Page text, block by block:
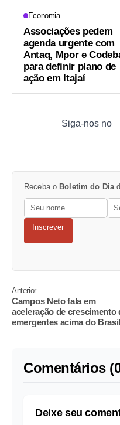
Economia
Associações pedem
agenda urgente com
Antaq, Mpor e
para definir plano de
ação em Itajaí
Siga-nos no
Receba o Boletim do Dia
Inscrever
Anterior
Campos Neto fala em
aceleração de crescimento
emergentes acima do Brasil
Comentários
Deixe seu